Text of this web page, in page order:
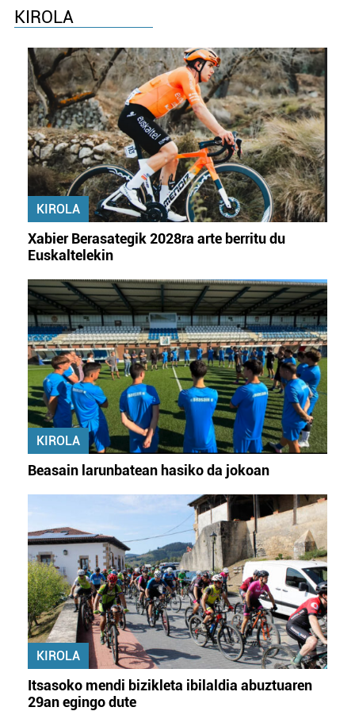
Webgune honek cookie propioak eta hirugarrenen cookie-
zerbitzuak hobetzeko asmoz, cookie teknologiaz
baliatzen gara. Ohar hau onartuz gero, teknologia hori
erabiltzeko baimen esplizitua ematen diguzu.Gehiago
irakurri
KIROLA
KIROLA
Xabier Berasategik 2028ra arte berritu du
Euskaltelekin
KIROLA
Beasain larunbatean hasiko da jokoan
KIROLA
Itsasoko mendi bizikleta ibilaldia abuztuaren
29an egingo dute